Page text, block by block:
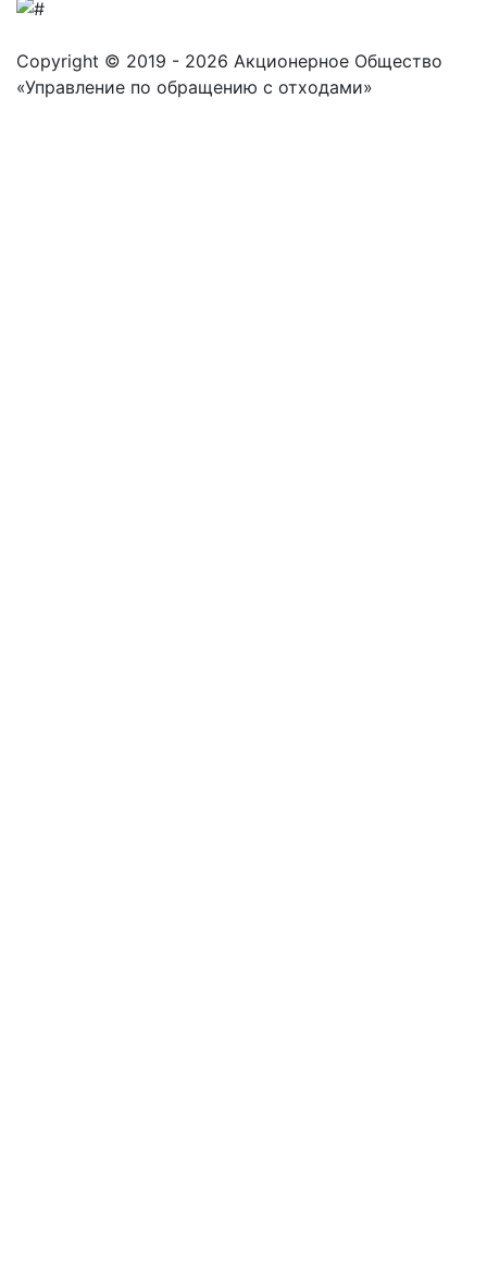
Copyright © 2019 - 2026 Акционерное Общество
«Управление по обращению с отходами»